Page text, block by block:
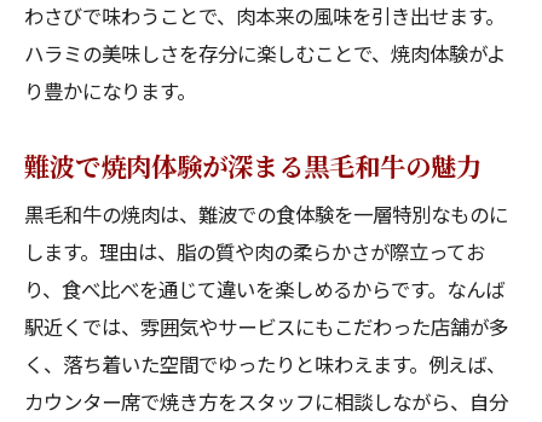
わさびで味わうことで、肉本来の風味を引き出せます。
ハラミの美味しさを存分に楽しむことで、焼肉体験がよ
り豊かになります。
難波で焼肉体験が深まる黒毛和牛の魅力
黒毛和牛の焼肉は、難波での食体験を一層特別なものに
します。理由は、脂の質や肉の柔らかさが際立ってお
り、食べ比べを通じて違いを楽しめるからです。なんば
駅近くでは、雰囲気やサービスにもこだわった店舗が多
く、落ち着いた空間でゆったりと味わえます。例えば、
カウンター席で焼き方をスタッフに相談しながら、自分